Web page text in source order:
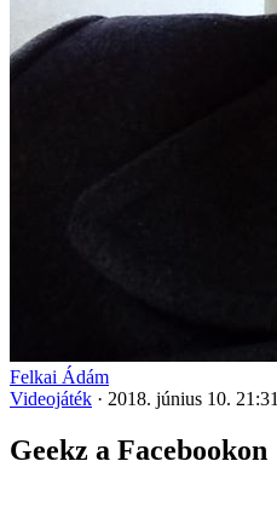
Felkai Ádám
Videojáték · 2018. június 10. 21:31
Geekz a Facebookon